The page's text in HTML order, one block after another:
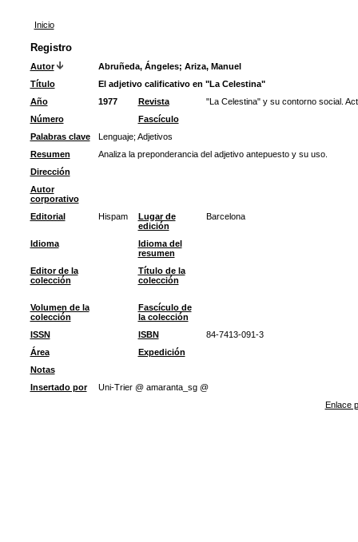
Inicio
Registro
Autor Abruñeda, Ángeles; Ariza, Manuel
Título
El adjetivo calificativo en "La Celestina"
Año
1977 Revista
"La Celestina" y su contorno social.
Número
Fascículo
Palabras clave
Lenguaje; Adjetivos
Resumen
Analiza la preponderancia del adjetivo antepuesto y su uso.
Dirección
Autor
corporativo
Editorial
Hispam
Lugar de
edición
Barcelona
Idioma
Idioma del
resumen
Editor de la
colección
Título de la
colección
Volumen de la
colección
Fascículo de
la colección
ISSN
ISBN
84-7413-091-3
Área
Expedición
Notas
Insertado por
Uni-Trier @ amaranta_sg @
Enlace